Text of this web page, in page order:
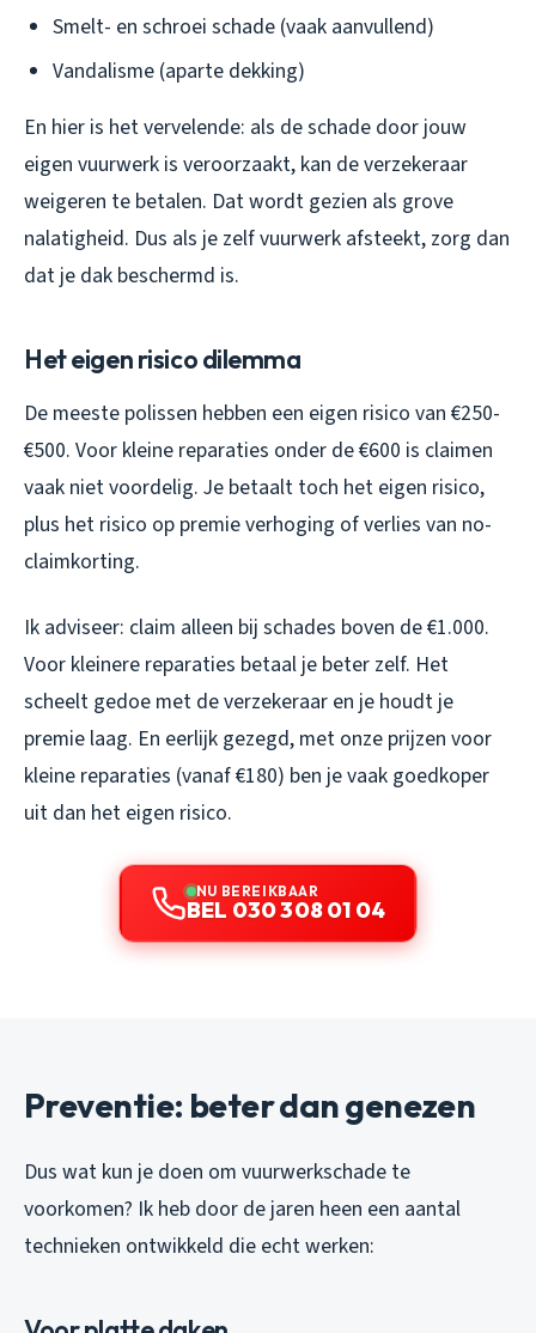
Smelt- en schroei schade (vaak aanvullend)
Vandalisme (aparte dekking)
En hier is het vervelende: als de schade door jouw
eigen vuurwerk is veroorzaakt, kan de verzekeraar
weigeren te betalen. Dat wordt gezien als grove
nalatigheid. Dus als je zelf vuurwerk afsteekt, zorg dan
dat je dak beschermd is.
Het eigen risico dilemma
De meeste polissen hebben een eigen risico van €250-
€500. Voor kleine reparaties onder de €600 is claimen
vaak niet voordelig. Je betaalt toch het eigen risico,
plus het risico op premie verhoging of verlies van no-
claimkorting.
Ik adviseer: claim alleen bij schades boven de €1.000.
Voor kleinere reparaties betaal je beter zelf. Het
scheelt gedoe met de verzekeraar en je houdt je
premie laag. En eerlijk gezegd, met onze prijzen voor
kleine reparaties (vanaf €180) ben je vaak goedkoper
uit dan het eigen risico.
NU BEREIKBAAR
BEL 030 308 01 04
Preventie: beter dan genezen
Dus wat kun je doen om vuurwerkschade te
voorkomen? Ik heb door de jaren heen een aantal
technieken ontwikkeld die echt werken: